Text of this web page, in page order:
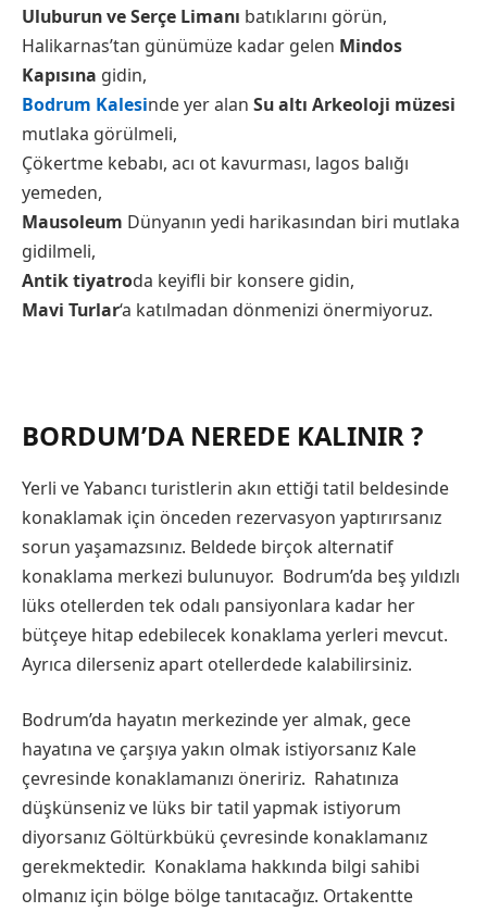
Uluburun ve Serçe Limanı batıklarını görün,
Halikarnas’tan günümüze kadar gelen Mindos
Kapısına gidin,
Bodrum Kalesinde yer alan Su altı Arkeoloji müzesi
mutlaka görülmeli,
Çökertme kebabı, acı ot kavurması, lagos balığı
yemeden,
Mausoleum Dünyanın yedi harikasından biri mutlaka
gidilmeli,
Antik tiyatroda keyifli bir konsere gidin,
Mavi Turlar‘a katılmadan dönmenizi önermiyoruz.
BORDUM’DA NEREDE KALINIR ?
Yerli ve Yabancı turistlerin akın ettiği tatil beldesinde
konaklamak için önceden rezervasyon yaptırırsanız
sorun yaşamazsınız. Beldede birçok alternatif
konaklama merkezi bulunuyor. Bodrum’da beş yıldızlı
lüks otellerden tek odalı pansiyonlara kadar her
bütçeye hitap edebilecek konaklama yerleri mevcut.
Ayrıca dilerseniz apart otellerdede kalabilirsiniz.
Bodrum’da hayatın merkezinde yer almak, gece
hayatına ve çarşıya yakın olmak istiyorsanız Kale
çevresinde konaklamanızı öneririz. Rahatınıza
düşkünseniz ve lüks bir tatil yapmak istiyorum
diyorsanız Göltürkbükü çevresinde konaklamanız
gerekmektedir. Konaklama hakkında bilgi sahibi
olmanız için bölge bölge tanıtacağız. Ortakentte